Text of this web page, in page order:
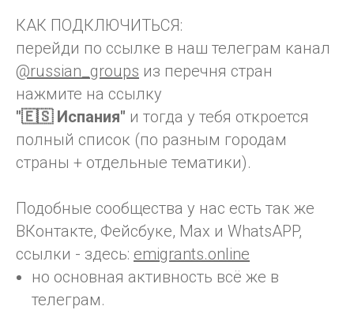
КАК ПОДКЛЮЧИТЬСЯ:
перейди по ссылке в наш телеграм канал
@russian_groups из перечня стран
нажмите на ссылку
"🇪🇸 Испания" и тогда у тебя откроется
полный список (по разным городам
страны + отдельные тематики).
Подобные сообщества у нас есть так же
ВКонтакте, Фейсбуке, Max и WhatsAPP,
ссылки - здесь: emigrants.online
но основная активность всё же в
телеграм.